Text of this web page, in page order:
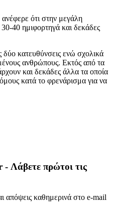
ότι στην μεγάλη
40 ημιφορτηγά και δεκάδες
δύο κατευθύνσεις ενώ σχολικά
ανθρώπους. Εκτός από τα
και δεκάδες άλλα τα οποία
κατά το φρενάρισμα για να
- Λάβετε πρώτοι τις
απόψεις καθημερινά στο e-mail